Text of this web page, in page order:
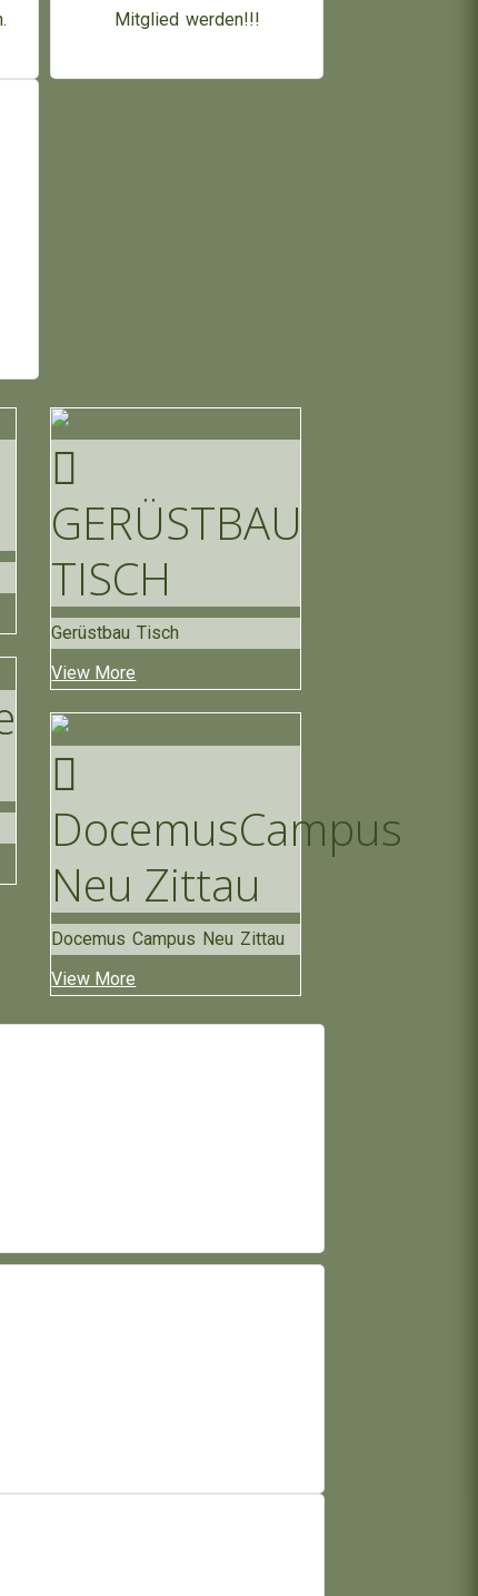
Mitglied werden!!!
GERÜSTBAU
TISCH
Gerüstbau Tisch
View More
DocemusCampus
Neu Zittau
Docemus Campus Neu Zittau
View More